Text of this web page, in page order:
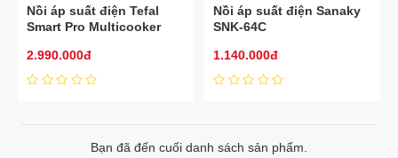
Nồi áp suất điện Tefal
Smart Pro Multicooker
2.990.000đ
Nồi áp suất điện Sanaky
SNK-64C
1.140.000đ
Bạn đã đến cuối danh sách sản phẩm.